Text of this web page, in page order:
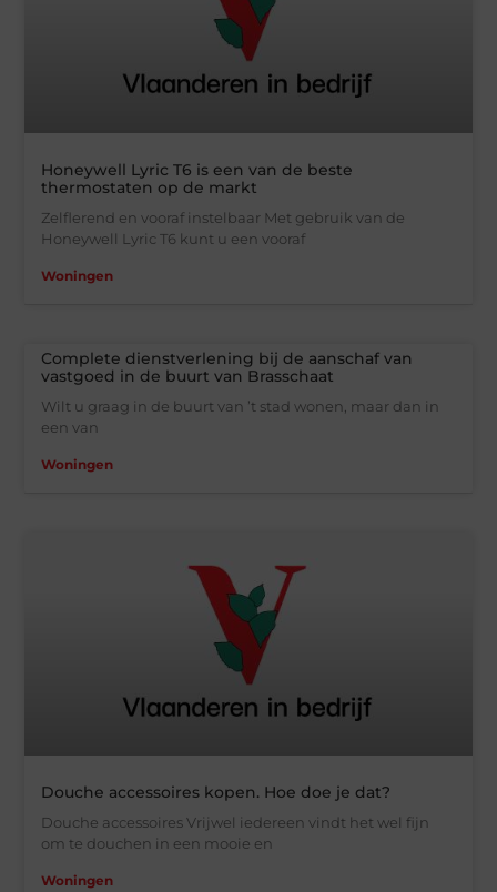
Honeywell Lyric T6 is een van de beste
thermostaten op de markt
Zelflerend en vooraf instelbaar Met gebruik van de
Honeywell Lyric T6 kunt u een vooraf
Woningen
Complete dienstverlening bij de aanschaf van
vastgoed in de buurt van Brasschaat
Wilt u graag in de buurt van ’t stad wonen, maar dan in
een van
Woningen
Douche accessoires kopen. Hoe doe je dat?
Douche accessoires Vrijwel iedereen vindt het wel fijn
om te douchen in een mooie en
Woningen